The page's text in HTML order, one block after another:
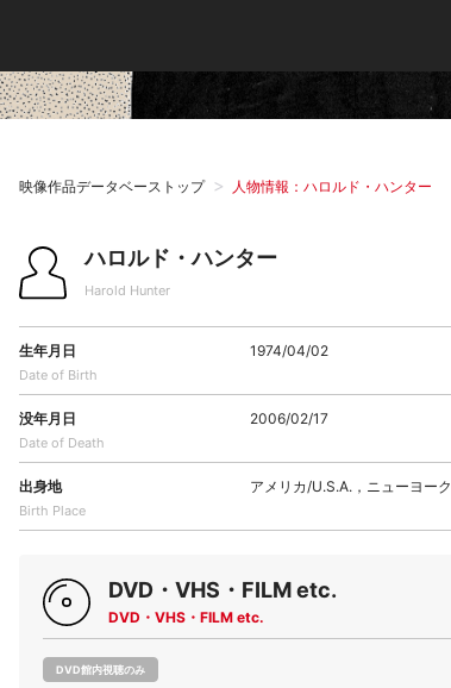
映像作品データベーストップ 人物情報：ハロルド・ハンター
ハロルド・ハンター
Harold Hunter
生年月日
Date of Birth
1974/04/02
没年月日
Date of Death
2006/02/17
出身地
Birth Place
アメリカ/U.S.A.，ニューヨーク
DVD・VHS・FILM etc.
DVD・VHS・FILM etc.
DVD館内視聴のみ